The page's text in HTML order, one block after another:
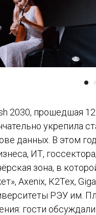
2030, прошедшая
укрепила
данных. В этом
ИТ,
зона, в
Axenix, К2Тех,
РЭУ им.
гости